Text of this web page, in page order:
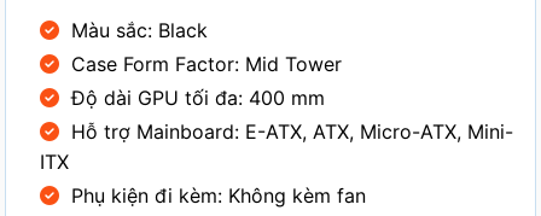
Màu sắc: Black
Case Form Factor: Mid Tower
Độ dài GPU tối đa: 400 mm
Hỗ trợ Mainboard: E-ATX, ATX, Micro-ATX, Mini-
ITX
Phụ kiện đi kèm: Không kèm fan